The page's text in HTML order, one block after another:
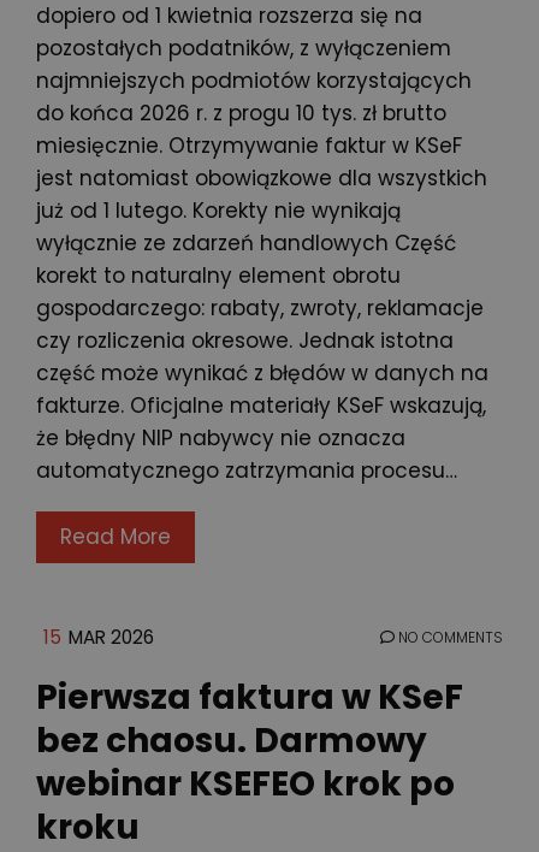
dopiero od 1 kwietnia rozszerza się na
pozostałych podatników, z wyłączeniem
najmniejszych podmiotów korzystających
do końca 2026 r. z progu 10 tys. zł brutto
miesięcznie. Otrzymywanie faktur w KSeF
jest natomiast obowiązkowe dla wszystkich
już od 1 lutego. Korekty nie wynikają
wyłącznie ze zdarzeń handlowych Część
korekt to naturalny element obrotu
gospodarczego: rabaty, zwroty, reklamacje
czy rozliczenia okresowe. Jednak istotna
część może wynikać z błędów w danych na
fakturze. Oficjalne materiały KSeF wskazują,
że błędny NIP nabywcy nie oznacza
automatycznego zatrzymania procesu…
Read More
15 MAR 2026 NO COMMENTS
Pierwsza faktura w KSeF
bez chaosu. Darmowy
webinar KSEFEO krok po
kroku